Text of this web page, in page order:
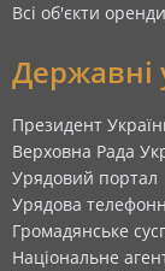
Всі об'єкти
Державні
Президент
Верховна Рада
Урядовий портал
Урядова
Громадянське
Національне